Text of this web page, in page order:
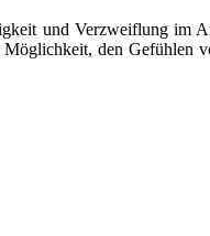
und Verzweiflung im
den Gefühlen